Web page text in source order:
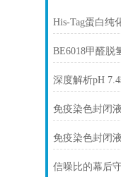
免疫染色封闭